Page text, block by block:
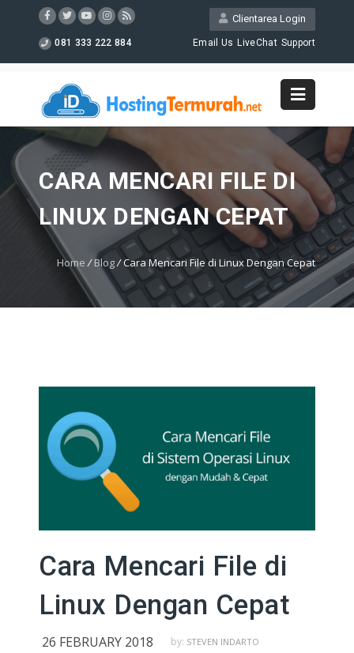
Clientarea Login
081 333 222 884 Email Us LiveChat Support
CARA MENCARI FILE DI
LINUX DENGAN CEPAT
Home / Blog/Cara Mencari File di Linux Dengan Cepat
Cara Mencari File di
Linux Dengan Cepat
26 FEBRUARY 2018 by: STEVEN INDARTO